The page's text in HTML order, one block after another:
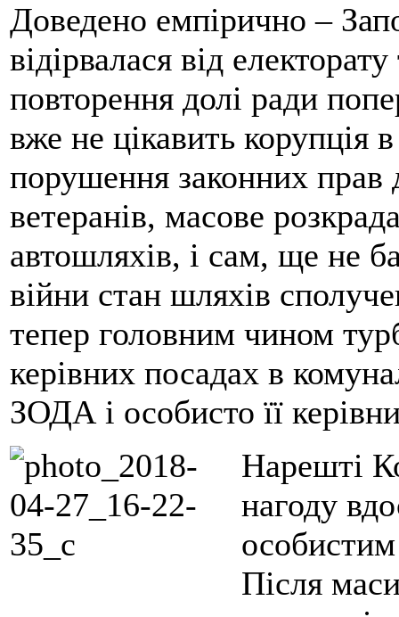
Доведено емпірично –
відірвалася від
повторення долі ради
вже не цікавить корупція
порушення законних прав
ветеранів, масове
автошляхів, і сам, ще не
війни стан шляхів
тепер головним чином
керівних посадах в
ЗОДА і особисто її
Нарешті
нагоду
Після